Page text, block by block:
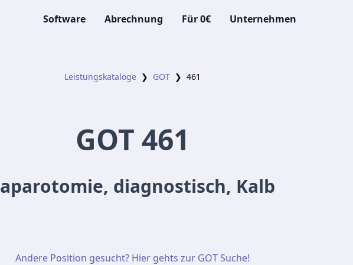
Software Abrechnung Für 0€ Unternehmen
Leistungskataloge ❯ GOT ❯ 461
GOT 461
diagnostisch, Kalb
Andere Position gesucht? Hier gehts zur GOT Suche!